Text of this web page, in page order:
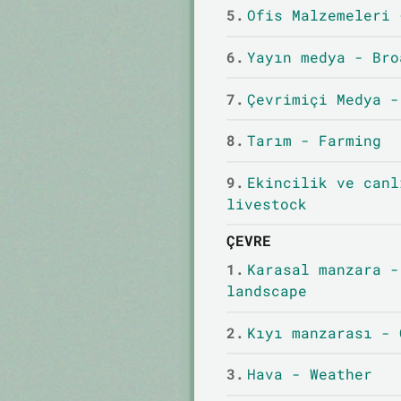
5. Ofis
6. Yayın medya -
7. Çevrimiçi Medya
8. Tarım - Farming
9. Ekincilik ve
livestock
ÇEVRE
1. Karasal
landscape
2. Kıyı manzarası
3. Hava - Weather